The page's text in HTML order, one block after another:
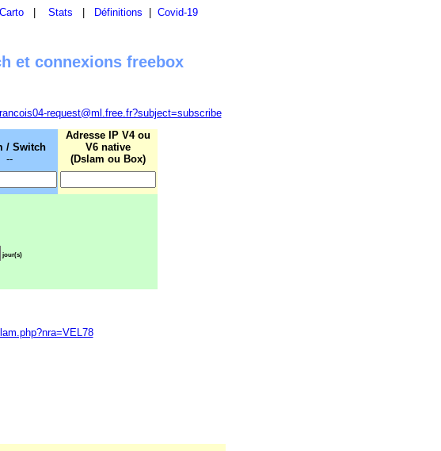
Carto Stats Définitions Covid-19
et connexions freebox
request@ml.free.fr?subject=subscribe
/ Switch
--
Adresse IP V4 ou
V6 native
(Dslam ou Box)
jour(s)